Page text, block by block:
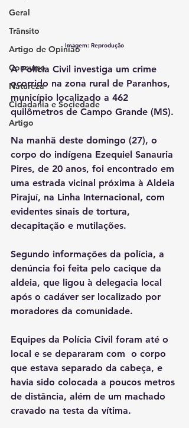
Geral
Trânsito
Artigo de Opinião
Concurso
Natureza
Cidadania e Sociedade
Artigo
Imagem: Reprodução
A Polícia Civil investiga um crime
ocorrido na zona rural de Paranhos,
município localizado a 462
quilômetros de Campo Grande (MS).
Na manhã deste domingo (27), o
corpo do indígena Ezequiel Sanauria
Pires, de 20 anos, foi encontrado em
uma estrada vicinal próxima à Aldeia
Pirajuí, na Linha Internacional, com
evidentes sinais de tortura,
decapitação e mutilações.
Segundo informações da polícia, a
denúncia foi feita pelo cacique da
aldeia, que ligou à delegacia local
após o cadáver ser localizado por
moradores da comunidade.
Equipes da Polícia Civil foram até o
local e se depararam com  o corpo
que estava separado da cabeça, e
havia sido colocada a poucos metros
de distância, além de um machado
cravado na testa da vítima.